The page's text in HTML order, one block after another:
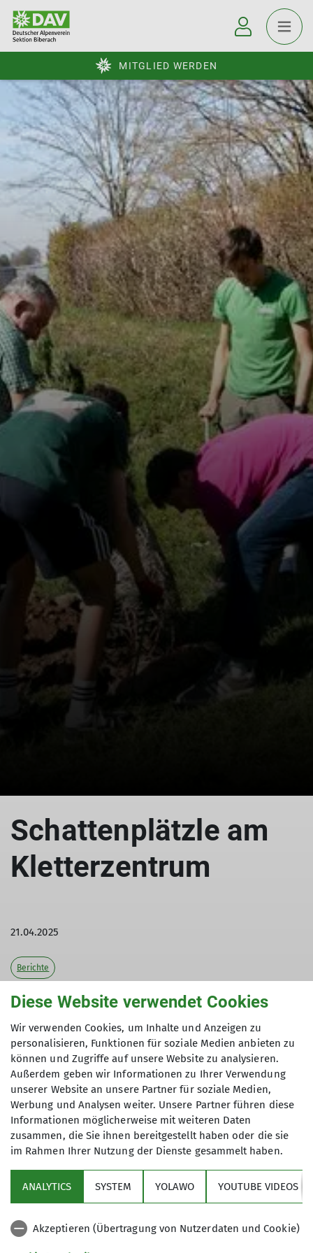
MITGLIED WERDEN
Schattenplätzle am
Kletterzentrum
21.04.2025
Berichte
Eine Zirbelkiefer und eine Bank aus Rissegger
Nagelfluh laden zur Pause ein.
Diese Website verwendet Cookies
Wir verwenden Cookies, um Inhalte und Anzeigen zu
personalisieren, Funktionen für soziale Medien anbieten zu
können und Zugriffe auf unsere Website zu analysieren.
Außerdem geben wir Informationen zu Ihrer Verwendung
unserer Website an unsere Partner für soziale Medien,
Werbung und Analysen weiter. Unsere Partner führen diese
Informationen möglicherweise mit weiteren Daten
zusammen, die Sie ihnen bereitgestellt haben oder die sie
im Rahmen Ihrer Nutzung der Dienste gesammelt haben.
ANALYTICS SYSTEM YOLAWO YOUTUBE VIDEOS
Akzeptieren (Übertragung von Nutzerdaten und Cookie)